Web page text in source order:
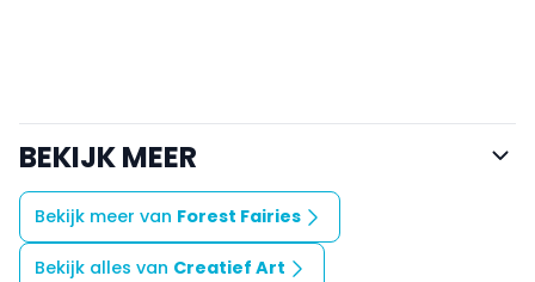
BEKIJK MEER
Bekijk meer van Forest Fairies
Bekijk alles van Creatief Art